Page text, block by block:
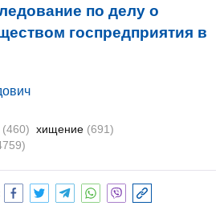
по делу о
госпредприятия в
(460) хищение (691)